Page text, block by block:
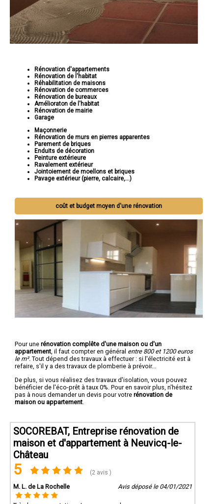
Rénovation d'appartements
Rénovation de l'habitat
Réhabilitation de maisons
Rénovation de commerces
Rénovation de bureaux
Amélioraton de l'habitat
Rénovation de mairie
Garage
Maçonnerie
Rénovation de murs en pierres apparentes
Parement de briques
Enduits de décoration
Peinture extérieure
Ravalement extérieur
Jointoiement de moellons et briques
Pavage extérieur (pierre, calcaire,...)
coût et budget moyen d'une rénovation
Pour une rénovation complête d'une maison ou d'un
appartement , il faut compter en général entre 800 et 1200 euros
le m². Tout dépend des travaux à effectuer : si l'électricité est à
refaire, s'il y a des travaux de plomberie à prévoir...
De plus, si vous réalisez des travaux d'isolation, vous pouvez
bénéficier de l'éco-prêt à taux 0%. Pour en savoir plus, n'hésitez
pas à nous demander un devis pour votre rénovation de
maison ou appartement
SOCOREBAT, Entreprise rénovation de
maison et d'appartement à Neuvicq-le-
Château
5 (2 avis )
M. L. de La Rochelle Avis déposé le 04/01/2021